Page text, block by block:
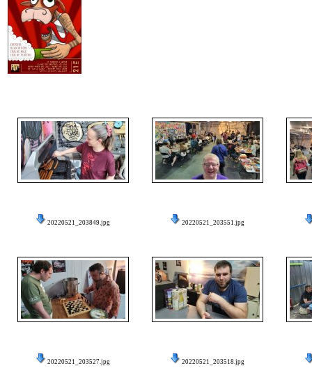
20220521_203849.jpg 20220521_203551.jpg
20220521_203527.jpg 20220521_203518.jpg